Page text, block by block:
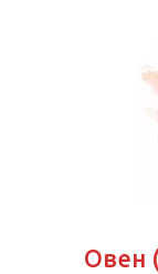
Овен